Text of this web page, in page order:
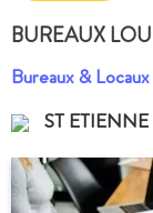
BUREAUX
Bureaux &
ST ETIENNE